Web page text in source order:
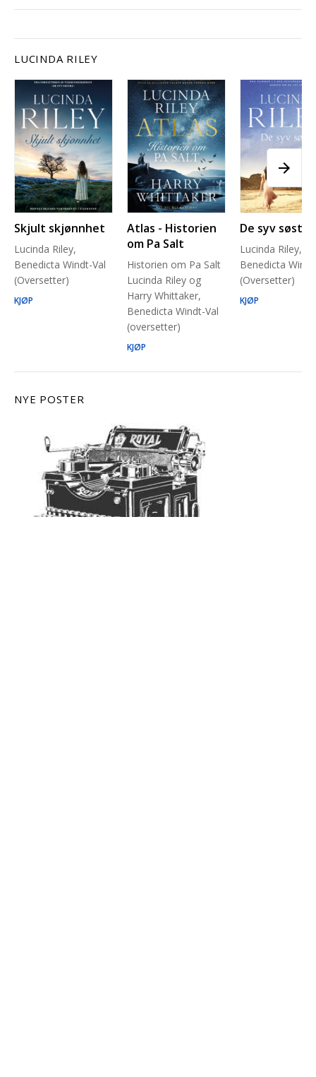
LUCINDA RILEY
Skjult skjønnhet
Lucinda Riley,
Benedicta Windt-Val
(Oversetter)
KJØP
Atlas - Historien
om Pa Salt
Historien om Pa Salt
Lucinda Riley og
Harry Whittaker,
Benedicta Windt-Val
(oversetter)
KJØP
De syv søstre
Lucinda Riley,
Benedicta
(Oversetter)
KJØP
NYE POSTER